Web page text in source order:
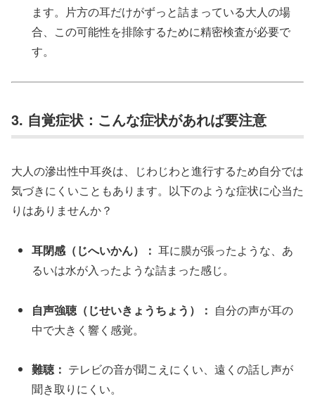
ます。片方の耳だけがずっと詰まっている大人の場
合、この可能性を排除するために精密検査が必要で
す。
3. 自覚症状：こんな症状があれば要注意
大人の滲出性中耳炎は、じわじわと進行するため自分では
気づきにくいこともあります。以下のような症状に心当た
りはありませんか？
耳閉感（じへいかん）： 耳に膜が張ったような、あ
るいは水が入ったような詰まった感じ。
自声強聴（じせいきょうちょう）： 自分の声が耳の
中で大きく響く感覚。
難聴： テレビの音が聞こえにくい、遠くの話し声が
聞き取りにくい。